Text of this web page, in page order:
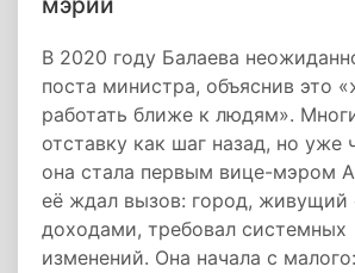
В 2020 году Балаева
поста министра, объяснив это
работать ближе к людям».
отставку как шаг назад, но уже
она стала первым вице-мэром
её ждал вызов: город, живущий
доходами, требовал системных
изменений. Она начала с